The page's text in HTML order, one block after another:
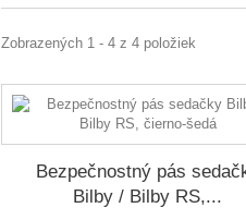
Zobrazených 1 - 4 z 4 položiek
Bezpečnostný pás
Bilby / Bilby RS,...